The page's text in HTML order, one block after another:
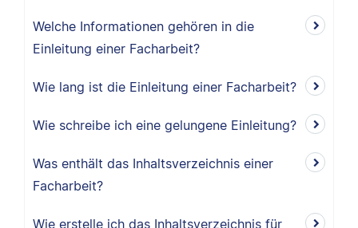
Welche Informationen gehören in die
Einleitung einer Facharbeit?
Wie lang ist die Einleitung einer Facharbeit?
Wie schreibe ich eine gelungene Einleitung?
Was enthält das Inhaltsverzeichnis einer
Facharbeit?
Wie erstelle ich das Inhaltsverzeichnis für